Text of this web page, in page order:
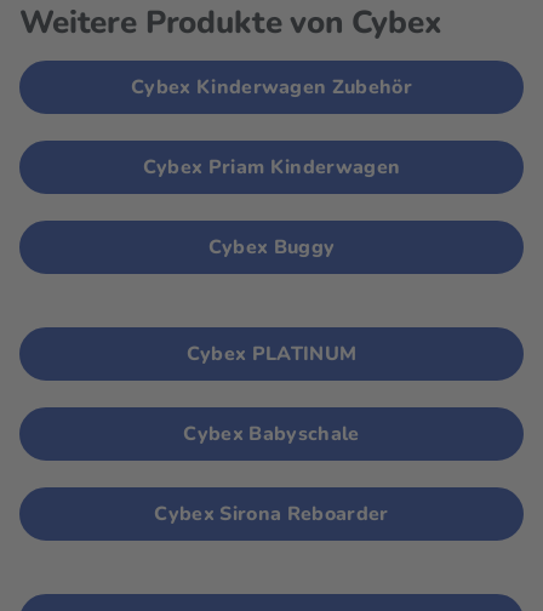
Weitere Produkte von Cybex
Cybex Kinderwagen Zubehör
Cybex Priam Kinderwagen
Cybex Buggy
Cybex PLATINUM
Cybex Babyschale
Cybex Sirona Reboarder